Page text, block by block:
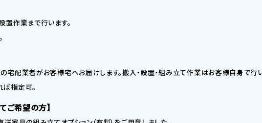
置作業まで行います。
宅配業者がお客様宅へお届けします。搬入・設置・組み立て作業はお客様自身で行
指定可。
ご希望の方】